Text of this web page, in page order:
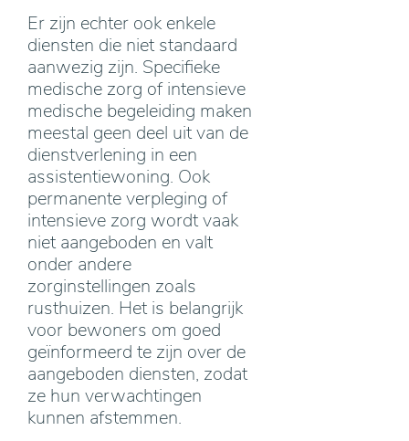
Er zijn echter ook enkele
diensten die niet standaard
aanwezig zijn. Specifieke
medische zorg of intensieve
medische begeleiding maken
meestal geen deel uit van de
dienstverlening in een
assistentiewoning. Ook
permanente verpleging of
intensieve zorg wordt vaak
niet aangeboden en valt
onder andere
zorginstellingen zoals
rusthuizen. Het is belangrijk
voor bewoners om goed
geïnformeerd te zijn over de
aangeboden diensten, zodat
ze hun verwachtingen
kunnen afstemmen.